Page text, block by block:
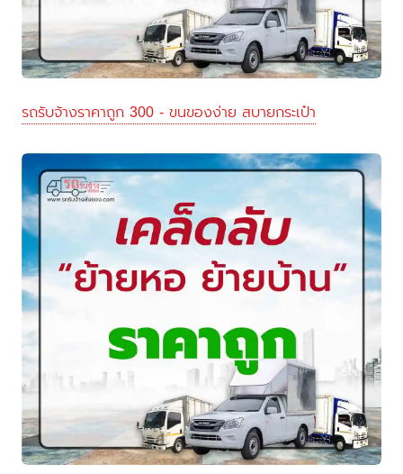
รถรับจ้างราคาถูก 300 - ขนของง่าย สบายกระเป๋า